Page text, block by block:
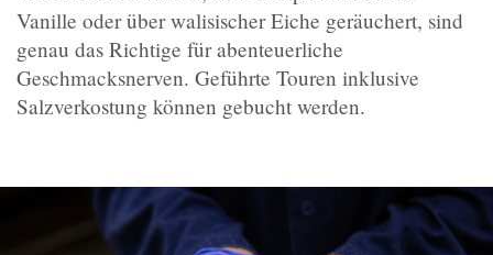
Vanille oder über walisischer Eiche geräuchert, sind
genau das Richtige für abenteuerliche
Geschmacksnerven. Geführte Touren inklusive
Salzverkostung können gebucht werden.